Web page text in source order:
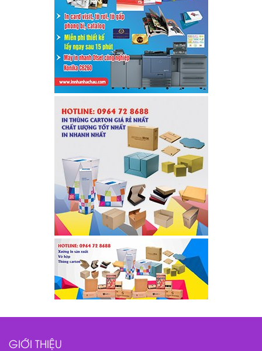
GIỚI THIỆU